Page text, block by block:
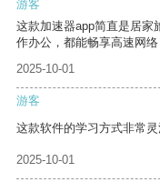
游客
这款加速器app简直是居家
作办公，都能畅享高速网
2025-10-01
游客
这款软件的学习方式非常
2025-10-01